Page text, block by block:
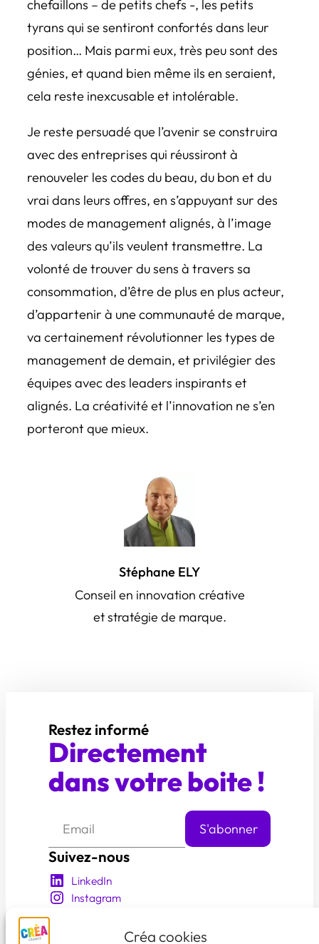
Créa cookies
chefaillons – de petits chefs -, les petits
tyrans qui se sentiront confortés dans leur
position… Mais parmi eux, très peu sont des
génies, et quand bien même ils en seraient,
cela reste inexcusable et intolérable.
Je reste persuadé que l’avenir se construira
avec des entreprises qui réussiront à
renouveler les codes du beau, du bon et du
vrai dans leurs offres, en s’appuyant sur des
modes de management alignés, à l’image
des valeurs qu’ils veulent transmettre. La
volonté de trouver du sens à travers sa
consommation, d’être de plus en plus acteur,
d’appartenir à une communauté de marque,
va certainement révolutionner les types de
management de demain, et privilégier des
équipes avec des leaders inspirants et
alignés. La créativité et l’innovation ne s’en
porteront que mieux.
Stéphane ELY
Conseil en innovation créative
et stratégie de marque.
Restez informé
Directement
dans votre boite !
Suivez-nous
LinkedIn
Instagram